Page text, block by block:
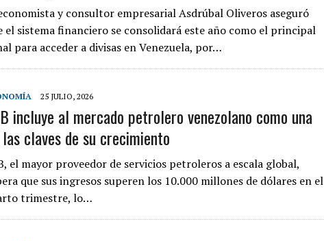
y consultor empresarial Asdrúbal Oliveros aseguró
el sistema financiero se consolidará este año como el principal
para acceder a divisas en Venezuela, por…
25 JULIO, 2026
incluye al mercado petrolero venezolano como una
claves de su crecimiento
el mayor proveedor de servicios petroleros a escala global,
que sus ingresos superen los 10.000 millones de dólares en el
trimestre, lo…